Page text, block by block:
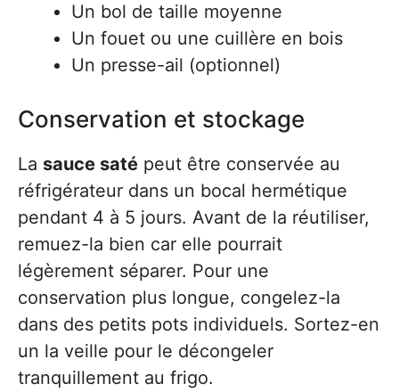
Un bol de taille moyenne
Un fouet ou une cuillère en bois
Un presse-ail (optionnel)
Conservation et stockage
La sauce saté peut être conservée au
réfrigérateur dans un bocal hermétique
pendant 4 à 5 jours. Avant de la réutiliser,
remuez-la bien car elle pourrait
légèrement séparer. Pour une
conservation plus longue, congelez-la
dans des petits pots individuels. Sortez-en
un la veille pour le décongeler
tranquillement au frigo.